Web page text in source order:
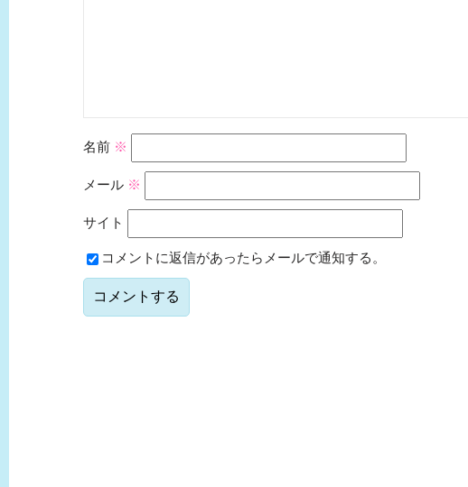
名前 ※
メール ※
サイト
コメントに返信があったらメールで通知する。